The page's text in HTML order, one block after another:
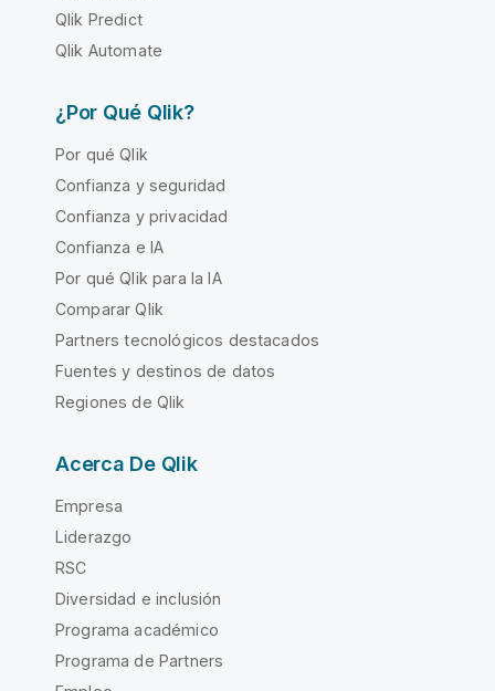
Qlik Predict
Qlik Automate
¿Por Qué Qlik?
Por qué Qlik
Confianza y seguridad
Confianza y privacidad
Confianza e IA
Por qué Qlik para la IA
Comparar Qlik
Partners tecnológicos destacados
Fuentes y destinos de datos
Regiones de Qlik
Acerca De Qlik
Empresa
Liderazgo
RSC
Diversidad e inclusión
Programa académico
Programa de Partners